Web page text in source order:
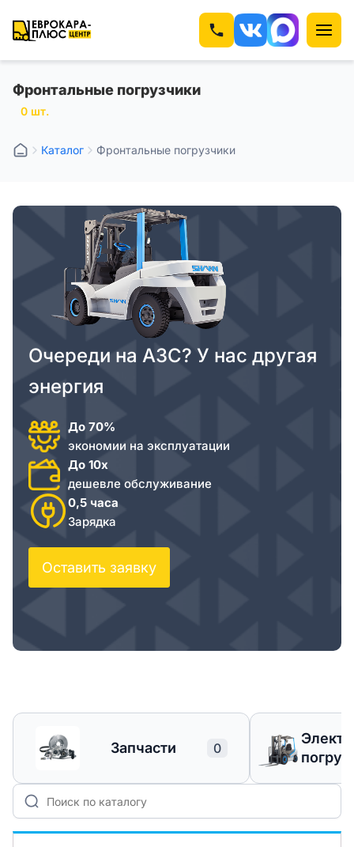
Фронтальные погрузчики
0 шт.
Каталог Фронтальные погрузчики
Очереди на АЗС? У нас другая
энергия
До 70%
экономии на эксплуатации
До 10х
дешевле обслуживание
0,5 часа
Зарядка
Оставить заявку
Запчасти 0